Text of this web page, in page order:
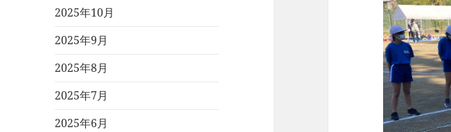
2025年10月
2025年9月
2025年8月
2025年7月
2025年6月